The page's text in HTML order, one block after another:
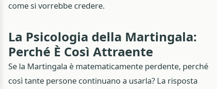
come si vorrebbe credere.
La Psicologia della Martingala:
Perché È Così Attraente
Se la Martingala è matematicamente perdente, perché
così tante persone continuano a usarla? La risposta